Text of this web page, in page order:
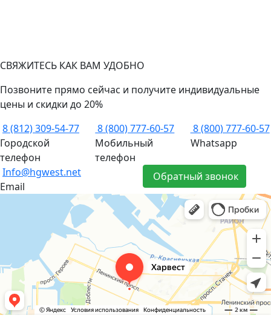
СВЯЖИТЕСЬ КАК ВАМ УДОБНО
Позвоните прямо сейчас и получите индивидуальные
цены и скидки до 20%
8 (812) 309-54-77
Городской
телефон
8 (800) 777-60-57
Мобильный
телефон
8 (800) 777-60-57
Whatsapp
Info@hgwest.net
Email
Обратный звонок